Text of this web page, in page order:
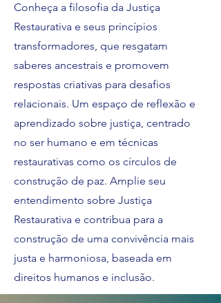
Conheça a filosofia da Justiça
Restaurativa e seus princípios
transformadores, que resgatam
saberes ancestrais e promovem
respostas criativas para desafios
relacionais. Um espaço de reflexão e
aprendizado sobre justiça, centrado
no ser humano e em técnicas
restaurativas como os círculos de
construção de paz. Amplie seu
entendimento sobre Justiça
Restaurativa e contribua para a
construção de uma convivência mais
justa e harmoniosa, baseada em
direitos humanos e inclusão.